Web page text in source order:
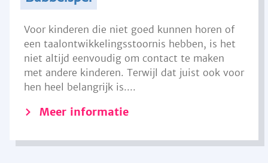
Voor kinderen die niet goed kunnen horen of
een taalontwikkelingsstoornis hebben, is het
niet altijd eenvoudig om contact te maken
met andere kinderen. Terwijl dat juist ook voor
hen heel belangrijk is....
Meer informatie